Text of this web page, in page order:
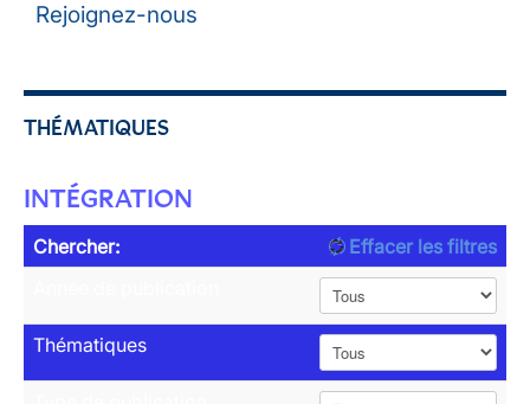
Rejoignez-nous
THÉMATIQUES
INTÉGRATION
Chercher:
Effacer les filtres
Thématiques